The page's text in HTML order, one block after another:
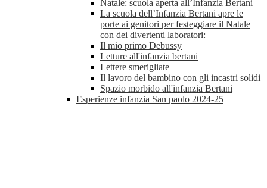
Natale: scuola aperta all’Infanzia Bertani
La scuola dell’Infanzia Bertani apre le
porte ai genitori per festeggiare il Natale
con dei divertenti laboratori:
Il mio primo Debussy
Letture all'infanzia bertani
Lettere smerigliate
Il lavoro del bambino con gli incastri solidi
Spazio morbido all'infanzia Bertani
Esperienze infanzia San paolo 2024-25